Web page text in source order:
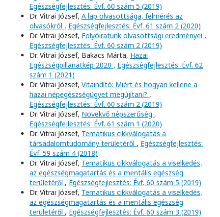
Egészségfejlesztés: Évf. 60 szám 5 (2019)
Dr. Vitrai József, A lap olvasottsága, felmérés az
olvasókról , Egészségfejlesztés: Évf. 61 szám 2 (2020)
Dr. Vitrai József, Folyóiratunk olvasottsági eredményei ,
Egészségfejlesztés: Évf. 60 szám 2 (2019)
Dr. Vitrai József, Bakacs Márta, Hazai
Egészségpillanatkép 2020 , Egészségfejlesztés: Évf. 62
szám 1 (2021)
Dr. Vitrai József, Vitaindító: Miért és hogyan kellene a
hazai népegészségügyet megújítani? ,
Egészségfejlesztés: Évf. 60 szám 2 (2019)
Dr. Vitrai József, Növekvő népszerűség ,
Egészségfejlesztés: Évf. 61 szám 1 (2020)
Dr. Vitrai József, Tematikus cikkválogatás a
társadalomtudomány területéről , Egészségfejlesztés:
Évf. 59 szám 4 (2018)
Dr. Vitrai József, Tematikus cikkválogatás a viselkedés,
az egészségmagatartás és a mentális egészség
területéről , Egészségfejlesztés: Évf. 60 szám 5 (2019)
Dr. Vitrai József, Tematikus cikkválogatás a viselkedés,
az egészségmagatartás és a mentális egészség
területéről , Egészségfejlesztés: Évf. 60 szám 3 (2019)